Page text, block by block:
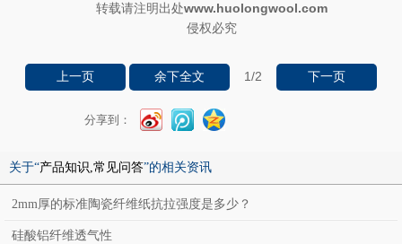
转载请注明出处www.huolongwool.com
侵权必究
上一页 余下全文 1/2 下一页
分享到：
关于“产品知识,常见问答”的相关资讯
2mm厚的标准陶瓷纤维纸抗拉强度是多少？
硅酸铝纤维透气性